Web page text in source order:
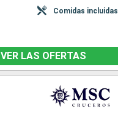
Comidas incluidas
VER LAS OFERTAS